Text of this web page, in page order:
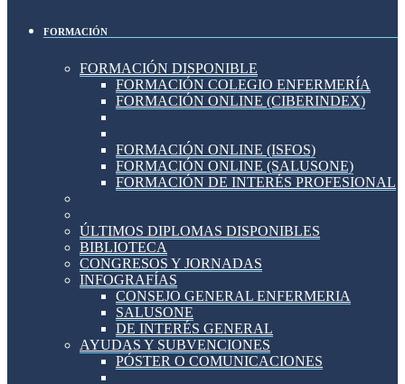
FORMACIÓN
FORMACIÓN DISPONIBLE
FORMACIÓN COLEGIO ENFERMERÍA
FORMACIÓN ONLINE (CIBERINDEX)
FORMACIÓN ONLINE (ISFOS)
FORMACIÓN ONLINE (SALUSONE)
FORMACIÓN DE INTERÉS PROFESIONAL
ÚLTIMOS DIPLOMAS DISPONIBLES
BIBLIOTECA
CONGRESOS Y JORNADAS
INFOGRAFÍAS
CONSEJO GENERAL ENFERMERIA
SALUSONE
DE INTERÉS GENERAL
AYUDAS Y SUBVENCIONES
PÓSTER O COMUNICACIONES